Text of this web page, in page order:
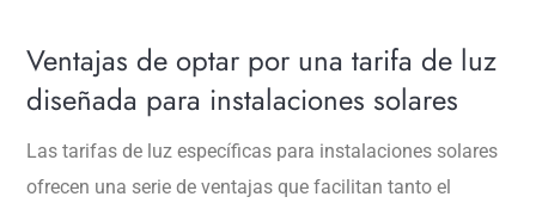
Ventajas de optar por una tarifa de luz
diseñada para instalaciones solares
Las tarifas de luz específicas para instalaciones solares
ofrecen una serie de ventajas que facilitan tanto el